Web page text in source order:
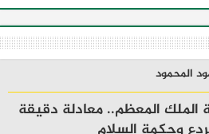
المحمود
الملك المعظم.. معادلة دقيقة